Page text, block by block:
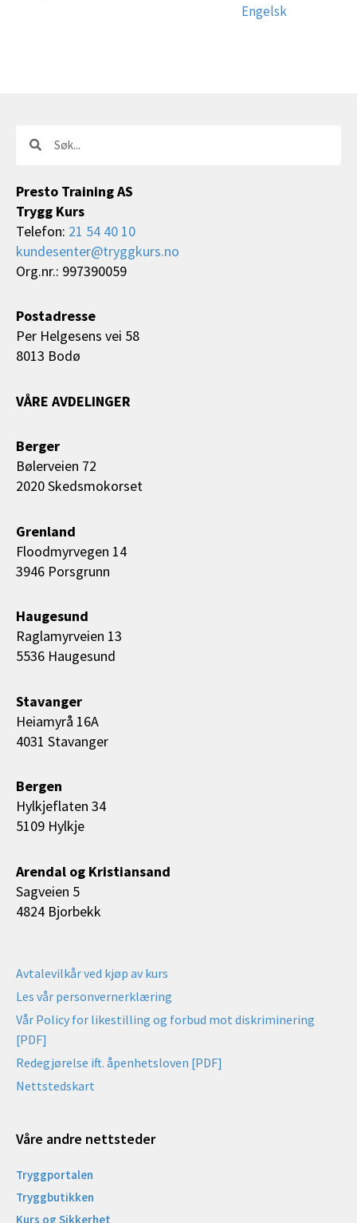
Engelsk
Søk
Presto Training AS
Trygg Kurs
Telefon: 21 54 40 10
kundesenter@tryggkurs.no
Org.nr.: 997390059
Postadresse
Per Helgesens vei 58
8013 Bodø
VÅRE AVDELINGER
Berger
Bølerveien 72
2020 Skedsmokorset
Grenland
Floodmyrvegen 14
3946 Porsgrunn
Haugesund
Raglamyrveien 13
5536 Haugesund
Stavanger
Heiamyrå 16A
4031 Stavanger
Bergen
Hylkjeflaten 34
5109 Hylkje
Arendal og Kristiansand
Sagveien 5
4824 Bjorbekk
Avtalevilkår ved kjøp av kurs
Les vår personvernerklæring
Vår Policy for likestilling og forbud mot diskriminering
[PDF]
Redegjørelse ift. åpenhetsloven [PDF]
Nettstedskart
Våre andre nettsteder
Tryggportalen
Tryggbutikken
Kurs og Sikkerhet